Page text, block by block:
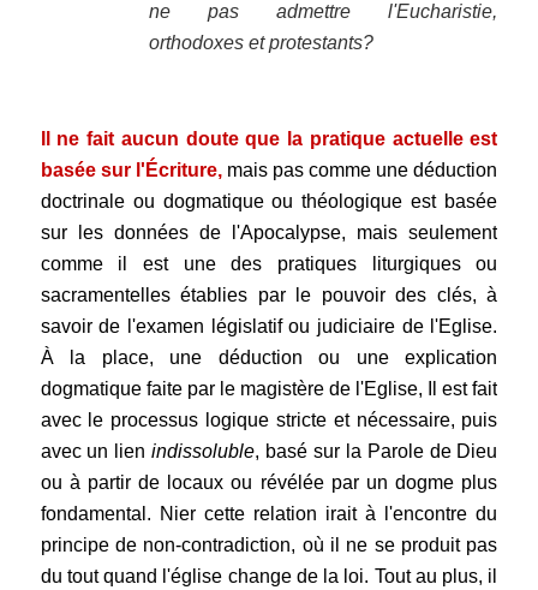
ne pas admettre l'Eucharistie,
orthodoxes et protestants?
Il ne fait aucun doute que la pratique actuelle est
basée sur l'Écriture,mais pas comme une déduction
doctrinale ou dogmatique ou théologique est basée
sur les données de l'Apocalypse, mais seulement
comme il est une des pratiques liturgiques ou
sacramentelles établies par le pouvoir des clés, à
savoir de l'examen législatif ou judiciaire de l'Eglise.
À la place, une déduction ou une explication
dogmatique faite par le magistère de l'Eglise, Il est fait
avec le processus logique stricte et nécessaire, puis
avec un lienindissoluble, basé sur la Parole de Dieu
ou à partir de locaux ou révélée par un dogme plus
fondamental. Nier cette relation irait à l'encontre du
principe de non-contradiction, où il ne se produit pas
du tout quand l'église change de la loi. Tout au plus, il